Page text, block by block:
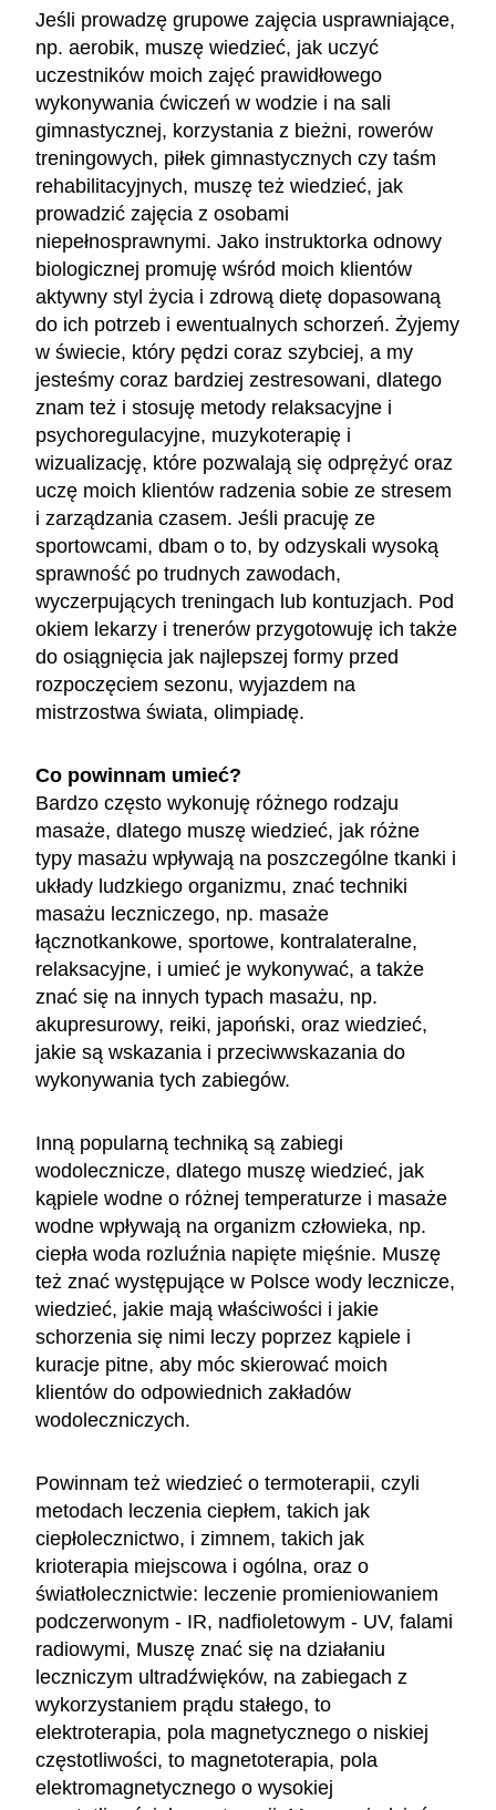
Jeśli prowadzę grupowe zajęcia usprawniające,
np. aerobik, muszę wiedzieć, jak uczyć
uczestników moich zajęć prawidłowego
wykonywania ćwiczeń w wodzie i na sali
gimnastycznej, korzystania z bieżni, rowerów
treningowych, piłek gimnastycznych czy taśm
rehabilitacyjnych, muszę też wiedzieć, jak
prowadzić zajęcia z osobami
niepełnosprawnymi. Jako instruktorka odnowy
biologicznej promuję wśród moich klientów
aktywny styl życia i zdrową dietę dopasowaną
do ich potrzeb i ewentualnych schorzeń. Żyjemy
w świecie, który pędzi coraz szybciej, a my
jesteśmy coraz bardziej zestresowani, dlatego
znam też i stosuję metody relaksacyjne i
psychoregulacyjne, muzykoterapię i
wizualizację, które pozwalają się odprężyć oraz
uczę moich klientów radzenia sobie ze stresem
i zarządzania czasem. Jeśli pracuję ze
sportowcami, dbam o to, by odzyskali wysoką
sprawność po trudnych zawodach,
wyczerpujących treningach lub kontuzjach. Pod
okiem lekarzy i trenerów przygotowuję ich także
do osiągnięcia jak najlepszej formy przed
rozpoczęciem sezonu, wyjazdem na
mistrzostwa świata, olimpiadę.
Co powinnam umieć?
Bardzo często wykonuję różnego rodzaju
masaże, dlatego muszę wiedzieć, jak różne
typy masażu wpływają na poszczególne tkanki i
układy ludzkiego organizmu, znać techniki
masażu leczniczego, np. masaże
łącznotkankowe, sportowe, kontralateralne,
relaksacyjne, i umieć je wykonywać, a także
znać się na innych typach masażu, np.
akupresurowy, reiki, japoński, oraz wiedzieć,
jakie są wskazania i przeciwwskazania do
wykonywania tych zabiegów.
Inną popularną techniką są zabiegi
wodolecznicze, dlatego muszę wiedzieć, jak
kąpiele wodne o różnej temperaturze i masaże
wodne wpływają na organizm człowieka, np.
ciepła woda rozluźnia napięte mięśnie. Muszę
też znać występujące w Polsce wody lecznicze,
wiedzieć, jakie mają właściwości i jakie
schorzenia się nimi leczy poprzez kąpiele i
kuracje pitne, aby móc skierować moich
klientów do odpowiednich zakładów
wodoleczniczych.
Powinnam też wiedzieć o termoterapii, czyli
metodach leczenia ciepłem, takich jak
ciepłolecznictwo, i zimnem, takich jak
krioterapia miejscowa i ogólna, oraz o
światłolecznictwie: leczenie promieniowaniem
podczerwonym - IR, nadfioletowym - UV, falami
radiowymi, Muszę znać się na działaniu
leczniczym ultradźwięków, na zabiegach z
wykorzystaniem prądu stałego, to
elektroterapia, pola magnetycznego o niskiej
częstotliwości, to magnetoterapia, pola
elektromagnetycznego o wysokiej